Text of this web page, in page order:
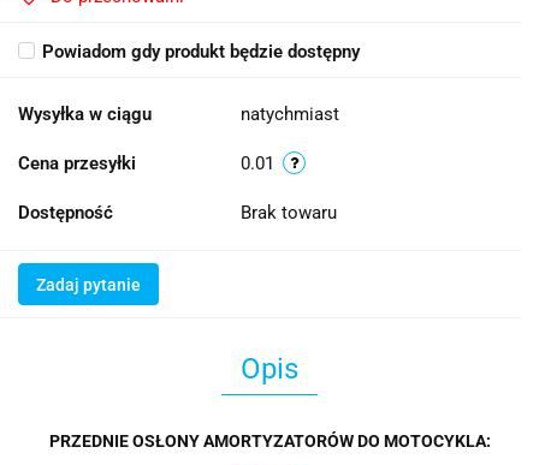
Powiadom gdy produkt będzie dostępny
Wysyłka w ciągu natychmiast
Cena przesyłki 0.01
Dostępność Brak towaru
Zadaj pytanie
Opis
PRZEDNIE OSŁONY AMORTYZATORÓW DO MOTOCYKLA: